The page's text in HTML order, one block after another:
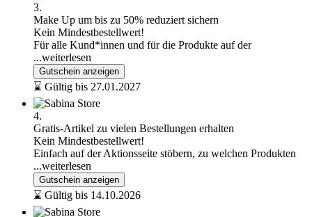
3.
Make Up um bis zu 50% reduziert sichern
Kein Mindestbestellwert!
Für alle Kund*innen und für die Produkte auf der
...weiterlesen
Gutschein anzeigen
⌛ Gültig bis 27.01.2027
4.
Gratis-Artikel zu vielen Bestellungen erhalten
Kein Mindestbestellwert!
Einfach auf der Aktionsseite stöbern, zu welchen Produkten
...weiterlesen
Gutschein anzeigen
⌛ Gültig bis 14.10.2026